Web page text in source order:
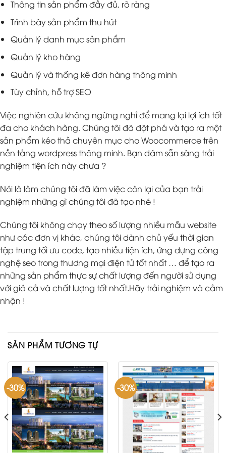
Thông tin sản phẩm đầy đủ, rõ ràng
Trình bày sản phẩm thu hút
Quản lý danh mục sản phẩm
Quản lý kho hàng
Quản lý và thống kê đơn hàng thông minh
Tùy chỉnh, hỗ trợ SEO
Việc nghiên cứu không ngừng nghỉ để mang lại lợi ích tốt
đa cho khách hàng. Chúng tôi đã đột phá và tạo ra một
sản phẩm kéo thả chuyên mục cho Woocommerce trên
nền tảng wordpress thông minh. Bạn dám sẵn sàng trải
nghiệm tiện ích này chưa ?
Nói là làm chúng tôi đã làm việc còn lại của bạn trải
nghiệm những gì chúng tôi đã tạo nhé !
Chúng tôi không chạy theo số lượng nhiều mẫu website
như các đơn vị khác, chúng tôi dành chủ yếu thời gian
tập trung tối ưu code, tạo nhiều tiện ích, ứng dựng công
nghệ seo trong thương mại điện tử tốt nhất … để tạo ra
những sản phẩm thực sự chất lượng đến người sử dụng
với giá cả và chất lượng tốt nhất.Hãy trải nghiệm và cảm
nhận !
SẢN PHẨM TƯƠNG TỰ
-30% -30%